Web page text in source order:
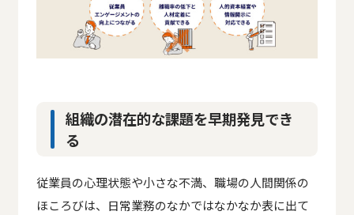
組織の潜在的な課題を早期発見でき
る
従業員の心理状態や小さな不満、職場の人間関係の
ほころびは、日常業務のなかではなかなか表に出て